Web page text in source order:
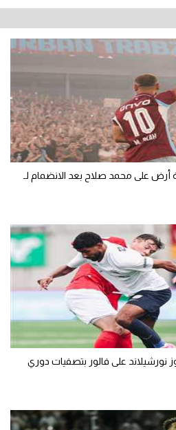
أرض على محمد صلاح بعد الانضمام لـ
نورشيلاند على فالور بتصفيات دوري